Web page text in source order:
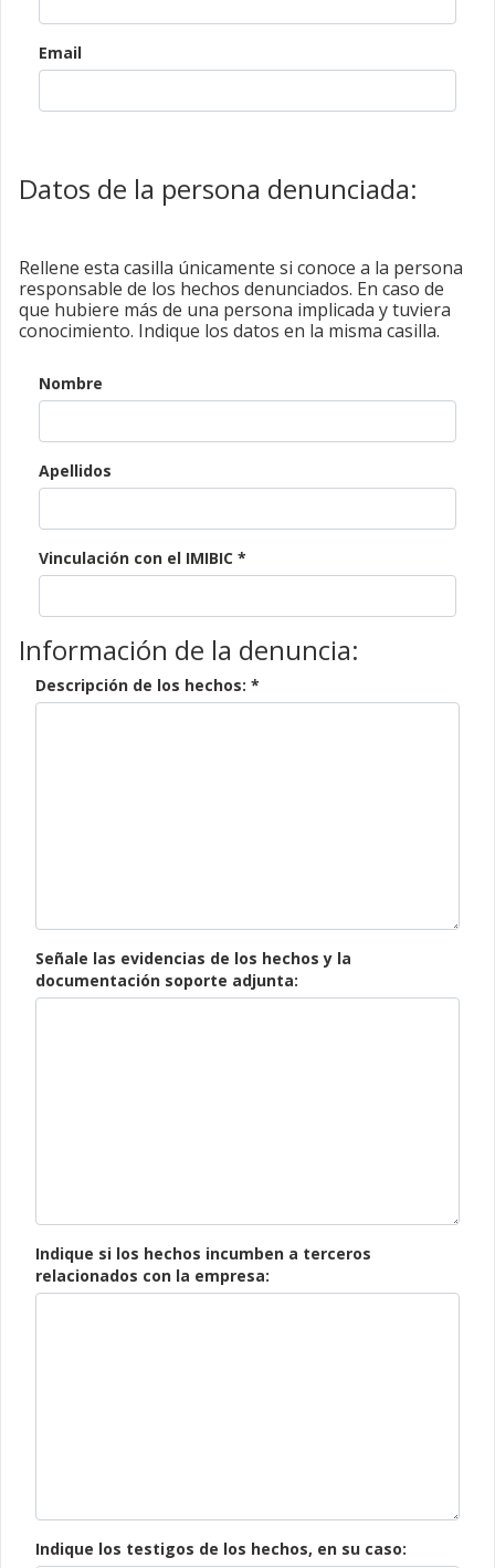
Email
Datos de la persona denunciada:
Rellene esta casilla únicamente si conoce a la persona
responsable de los hechos denunciados. En caso de
que hubiere más de una persona implicada y tuviera
conocimiento. Indique los datos en la misma casilla.
Nombre
Apellidos
Vinculación con el IMIBIC *
Información de la denuncia:
Descripción de los hechos: *
Señale las evidencias de los hechos y la
documentación soporte adjunta:
Indique si los hechos incumben a terceros
relacionados con la empresa:
Indique los testigos de los hechos, en su caso: